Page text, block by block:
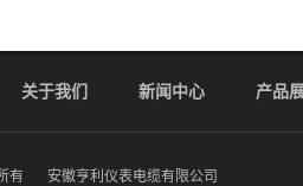
关于我们 新闻中心 产品
有
安徽亨利仪表电缆有限公司